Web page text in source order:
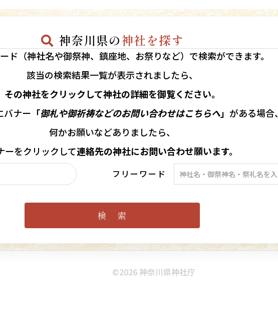
神奈川県の神社を探す
ド（神社名や御祭神、鎮座地、お祭りなど）で検索ができます。
該当の検索結果一覧が表示されましたら、
その神社をクリックして神社の詳細を御覧ください。
ナー 「御札や御祈祷などのお問い合わせはこちらへ」 がある場合、
何かお願いなどありましたら、
ーをクリックして連絡先の神社にお問い合わせ願います。
フリーワード
©︎2026 神奈川県神社庁